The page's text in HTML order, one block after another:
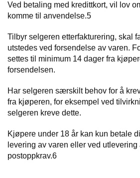
Ved betaling med kredittkort, vil lov
komme til anvendelse.5
Tilbyr selgeren etterfakturering, skal
utstedes ved forsendelse av varen.
settes til minimum 14 dager fra
forsendelsen.
Har selgeren særskilt behov for å
fra kjøperen, for eksempel ved
selgeren kreve dette.
Kjøpere under 18 år kan kun betale
levering av varen eller ved utlevering
postoppkrav.6